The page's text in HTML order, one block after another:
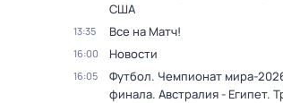
США
13:35 Все на Матч!
16:00 Новости
16:05
Футбол. Чемпионат мира-
финала. Австралия - Египет.